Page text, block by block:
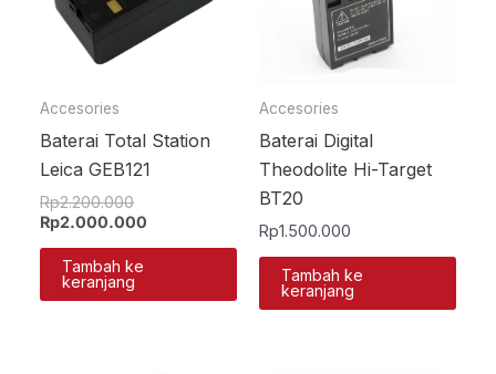
Accesories
Baterai Total Station
Leica GEB121
Rp2.200.000
Rp2.000.000
Tambah ke
keranjang
Accesories
Baterai Digital
Theodolite Hi-Target
BT20
Rp1.500.000
Tambah ke
keranjang